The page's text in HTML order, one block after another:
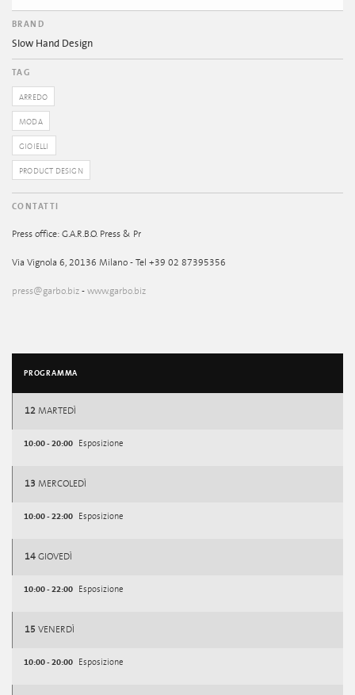
BRAND
Slow Hand Design
TAG
ARREDO
MODA
GIOIELLI
PRODUCT DESIGN
CONTATTI
Press office: G.A.R.B.O. Press & Pr
Via Vignola 6, 20136 Milano - Tel +39 02 87395356
press@garbo.biz - www.garbo.biz
PROGRAMMA
12 MARTEDÌ
10:00 - 20:00 Esposizione
13 MERCOLEDÌ
10:00 - 22:00 Esposizione
14 GIOVEDÌ
10:00 - 22:00 Esposizione
15 VENERDÌ
10:00 - 20:00 Esposizione